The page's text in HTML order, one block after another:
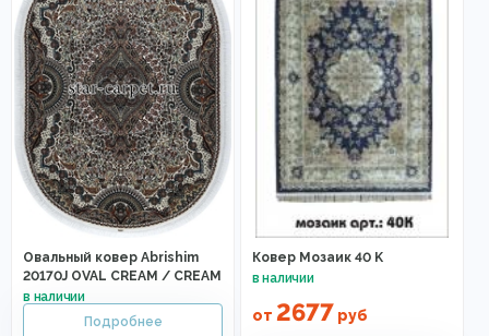
Овальный ковер Abrishim
20170J OVAL CREAM / CREAM
Ковер Мозаик 40 K
от 2677 руб